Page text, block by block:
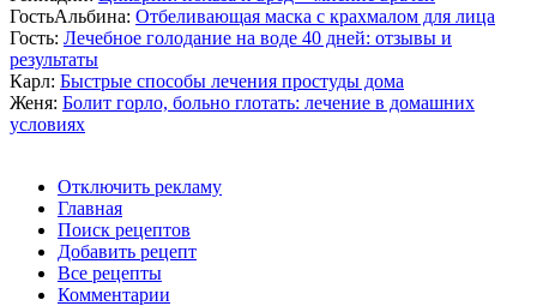
ГостьАльбина: Отбеливающая маска с крахмалом для лица
Гость: Лечебное голодание на воде 40 дней: отзывы и
результаты
Карл: Быстрые способы лечения простуды дома
Женя: Болит горло, больно глотать: лечение в домашних
условиях
Отключить рекламу
Главная
Поиск рецептов
Добавить рецепт
Все рецепты
Комментарии